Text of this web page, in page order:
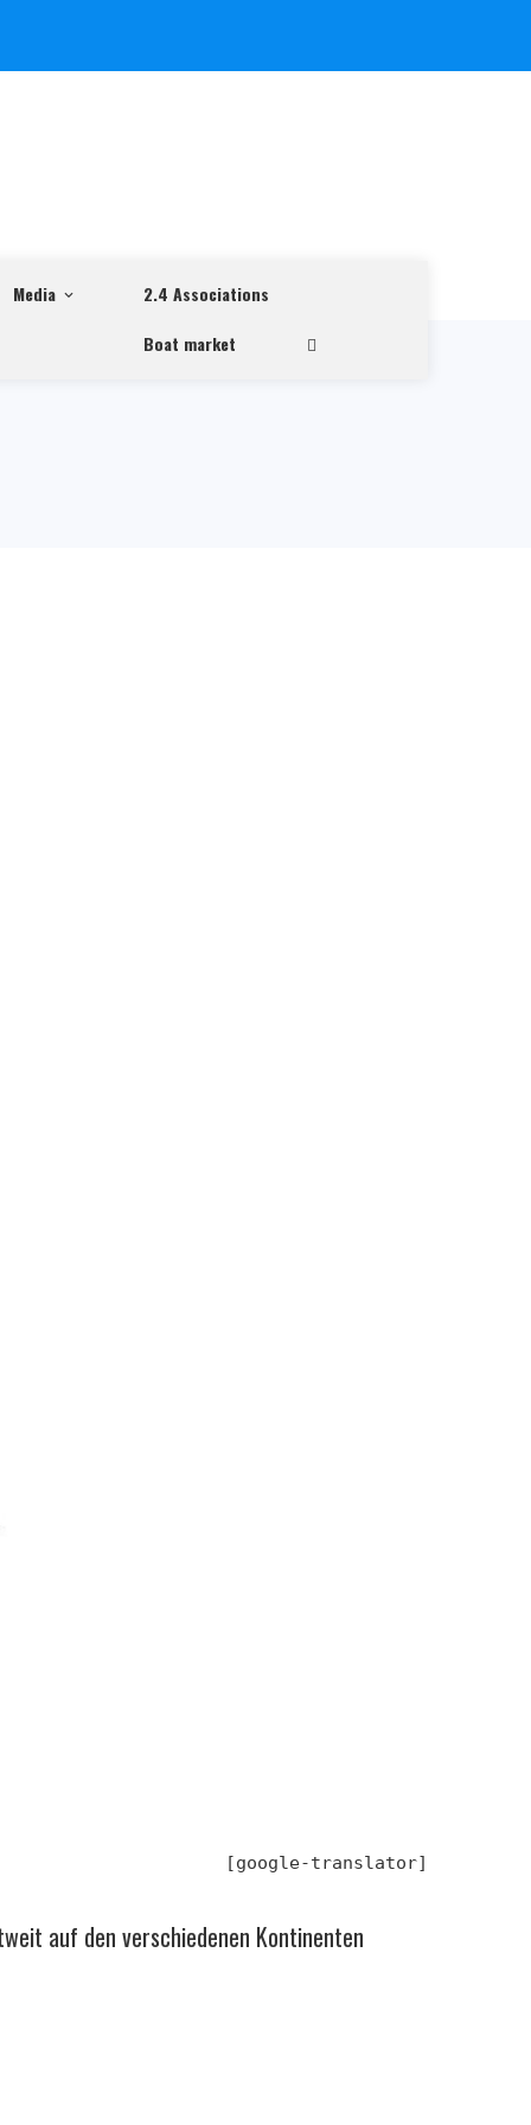
Media
2.4 Associations
Boat market
[google-translator]
auf den verschiedenen Kontinenten